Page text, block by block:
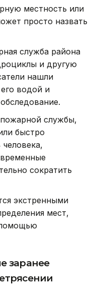
местность или
просто назвать
служба района
и другую
нашли
водой и
службы,
быстро
сократить
экстренными
мест,
заранее